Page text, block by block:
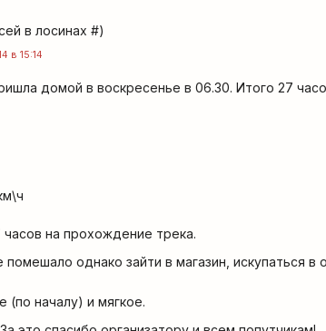
в лосинах #)
в 15:14
домой в воскресенье в 06.30. Итого 27
часов на прохождение трека.
однако зайти в магазин, искупаться в
(по началу) и мягкое.